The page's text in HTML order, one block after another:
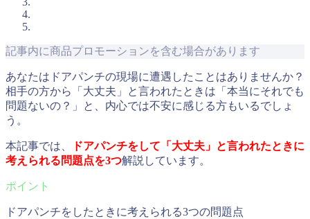
記事内に商品プロモーションを含む場合があります
あなたはドアパンチの現場に遭遇したことはありませんか？
相手の方から「大丈夫」と言われたときは「本当にそれでも
問題ないの？」と、内心では不安に感じる方もいるでしょ
う。
本記事では、
ドアパンチをして「大丈夫」と言われたときに
考えられる問題点を3つ解説しています。
ドアパンチをしたときに考えられる3つの問題点